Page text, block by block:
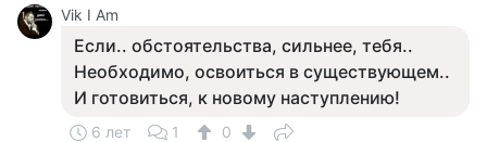
Vik I Am
Если.. обстоятельства, сильнее, тебя..
Необходимо, освоиться в существующем..
И готовиться, к новому наступлению!
6 лет 1 0